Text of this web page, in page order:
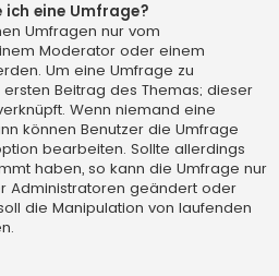
ich eine Umfrage?
Umfragen nur vom
Moderator oder einem
Um eine Umfrage zu
Beitrag des Themas; dieser
Wenn niemand eine
können Benutzer die Umfrage
bearbeiten. Sollte allerdings
haben, so kann die Umfrage nur
Administratoren geändert oder
die Manipulation von laufenden